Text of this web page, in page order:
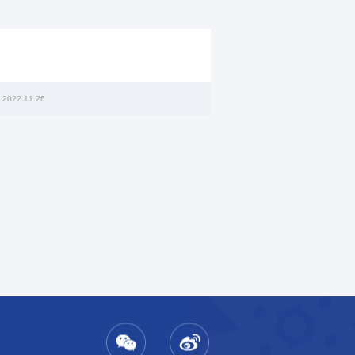
2022.11.26